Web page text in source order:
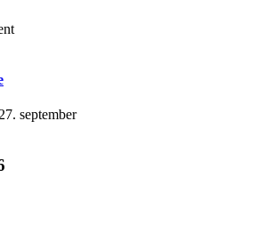
27. september